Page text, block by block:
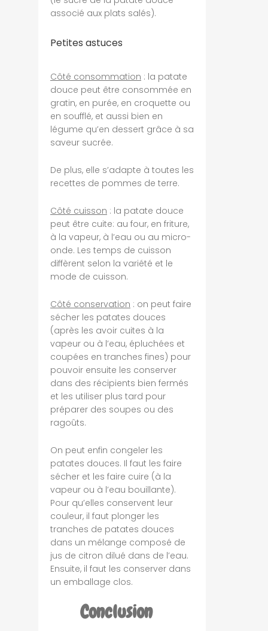
associé aux plats salés).
Petites astuces
Côté consommation : la patate
douce peut être consommée en
gratin, en purée, en croquette ou
en soufflé, et aussi bien en
légume qu’en dessert grâce à sa
saveur sucrée.
De plus, elle s’adapte à toutes les
recettes de pommes de terre.
Côté cuisson : la patate douce
peut être cuite: au four, en friture,
à la vapeur, à l’eau ou au micro-
onde. Les temps de cuisson
diffèrent selon la variété et le
mode de cuisson.
Côté conservation : on peut faire
sécher les patates douces
(après les avoir cuites à la
vapeur ou à l’eau, épluchées et
coupées en tranches fines) pour
pouvoir ensuite les conserver
dans des récipients bien fermés
et les utiliser plus tard pour
préparer des soupes ou des
ragoûts.
On peut enfin congeler les
patates douces. Il faut les faire
sécher et les faire cuire (à la
vapeur ou à l’eau bouillante).
Pour qu’elles conservent leur
couleur, il faut plonger les
tranches de patates douces
dans un mélange composé de
jus de citron dilué dans de l’eau.
Ensuite, il faut les conserver dans
un emballage clos.
Conclusion